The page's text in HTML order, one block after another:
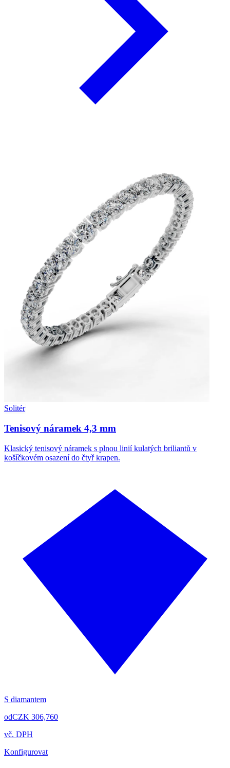
Solitér
Tenisový náramek 4,3 mm
Klasický tenisový náramek s plnou linií kulatých briliantů v
košíčkovém osazení do čtyř krapen.
S diamantem
odCZK 306,760
vč. DPH
Konfigurovat